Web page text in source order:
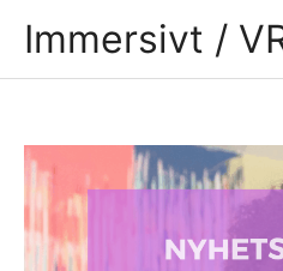
Immersivt /